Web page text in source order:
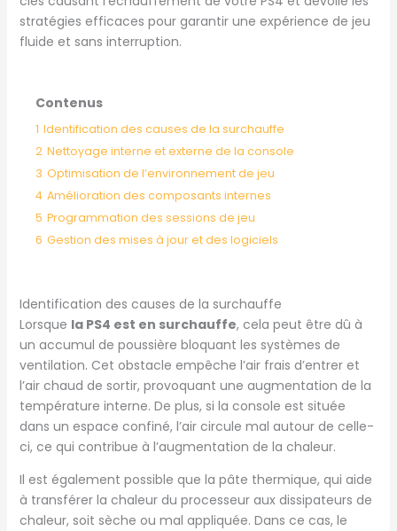
stratégies efficaces pour garantir une expérience de jeu
fluide et sans interruption.
Contenus
1 Identification des causes de la surchauffe
2 Nettoyage interne et externe de la console
3 Optimisation de l’environnement de jeu
4 Amélioration des composants internes
5 Programmation des sessions de jeu
6 Gestion des mises à jour et des logiciels
Identification des causes de la surchauffe
Lorsque la PS4 est en surchauffe, cela peut être dû à
un accumul de poussière bloquant les systèmes de
ventilation. Cet obstacle empêche l’air frais d’entrer et
l’air chaud de sortir, provoquant une augmentation de la
température interne. De plus, si la console est située
dans un espace confiné, l’air circule mal autour de celle-
ci, ce qui contribue à l’augmentation de la chaleur.
Il est également possible que la pâte thermique, qui aide
à transférer la chaleur du processeur aux dissipateurs de
chaleur, soit sèche ou mal appliquée. Dans ce cas, le